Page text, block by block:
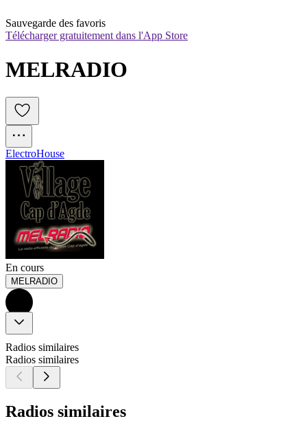
Sauvegarde des favoris
Télécharger gratuitement dans l'App Store
MELRADIO
ElectroHouse
En cours
MELRADIO
Radios similaires
Radios similaires
Radios similaires